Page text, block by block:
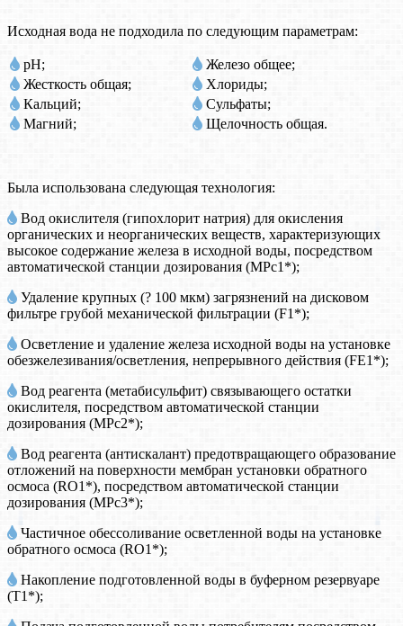
Исходная вода не подходила по следующим параметрам:
pH;
Железо общее;
Жесткость общая;
Хлориды;
Кальций;
Сульфаты;
Магний;
Щелочность общая.
Была использована следующая технология:
Вод окислителя (гипохлорит натрия) для окисления
органических и неорганических веществ, характеризующих
высокое содержание железа в исходной воды, посредством
автоматической станции дозирования (MPc1*);
Удаление крупных (? 100 мкм) загрязнений на дисковом
фильтре грубой механической фильтрации (F1*);
Осветление и удаление железа исходной воды на установке
обезжелезивания/осветления, непрерывного действия (FE1*);
Вод реагента (метабисульфит) связывающего остатки
окислителя, посредством автоматической станции
дозирования (MPc2*);
Вод реагента (антискалант) предотвращающего образование
отложений на поверхности мембран установки обратного
осмоса (RO1*), посредством автоматической станции
дозирования (MPc3*);
Частичное обессоливание осветленной воды на установке
обратного осмоса (RO1*);
Накопление подготовленной воды в буферном резервуаре
(T1*);